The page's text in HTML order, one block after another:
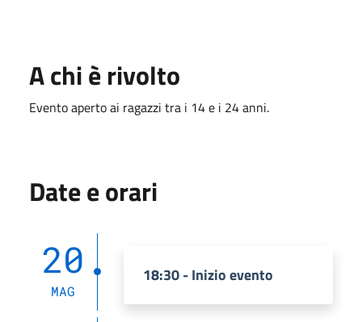
A chi è rivolto
Evento aperto ai ragazzi tra i 14 e i 24 anni.
Date e orari
20
MAG
18:30 - Inizio evento